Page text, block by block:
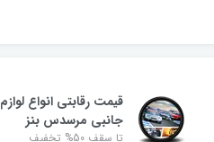
قیمت رقابتی انواع لوازم
جانبی مرسدس بنز
تا سقف 50% تخفیف